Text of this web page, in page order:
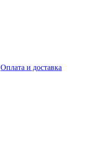
Оплата и доставка